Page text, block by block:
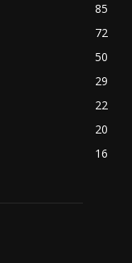
85
72
50
29
22
20
16